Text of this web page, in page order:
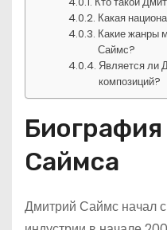
Какая
Какие жанры
Саймс?
Является ли
композиций?
Саймса
Дмитрий Саймс начал